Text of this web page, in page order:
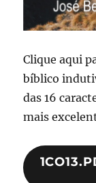
Clique aqui
bíblico
das 16
mais